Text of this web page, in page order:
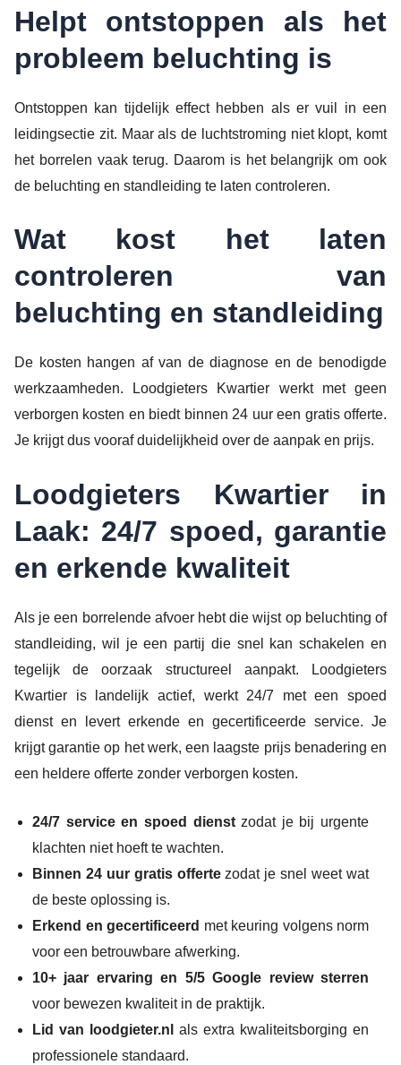
Helpt ontstoppen als het
probleem beluchting is
Ontstoppen kan tijdelijk effect hebben als er vuil in een
leidingsectie zit. Maar als de luchtstroming niet klopt, komt
het borrelen vaak terug. Daarom is het belangrijk om ook
de beluchting en standleiding te laten controleren.
Wat kost het laten
controleren van
beluchting en standleiding
De kosten hangen af van de diagnose en de benodigde
werkzaamheden. Loodgieters Kwartier werkt met geen
verborgen kosten en biedt binnen 24 uur een gratis offerte.
Je krijgt dus vooraf duidelijkheid over de aanpak en prijs.
Loodgieters Kwartier in
Laak: 24/7 spoed, garantie
en erkende kwaliteit
Als je een borrelende afvoer hebt die wijst op beluchting of
standleiding, wil je een partij die snel kan schakelen en
tegelijk de oorzaak structureel aanpakt. Loodgieters
Kwartier is landelijk actief, werkt 24/7 met een spoed
dienst en levert erkende en gecertificeerde service. Je
krijgt garantie op het werk, een laagste prijs benadering en
een heldere offerte zonder verborgen kosten.
24/7 service en spoed dienstzodat je bij urgente
klachten niet hoeft te wachten.
Binnen 24 uur gratis offertezodat je snel weet wat
de beste oplossing is.
Erkend en gecertificeerd met keuring volgens norm
voor een betrouwbare afwerking.
10+ jaar ervaring en 5/5 Google review sterren
voor bewezen kwaliteit in de praktijk.
Lid van loodgieter.nl
als extra kwaliteitsborging en
professionele standaard.